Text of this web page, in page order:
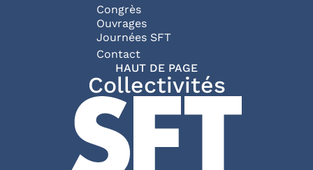
Congrès
Ouvrages
Journées SFT
Pied de page
Contact
HAUT DE PAGE
Collectivités